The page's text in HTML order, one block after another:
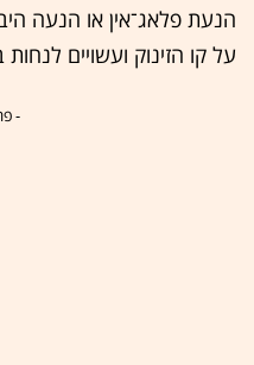
הנעת פלאג־אין או הנעה
על קו הזינוק ועשויים
-